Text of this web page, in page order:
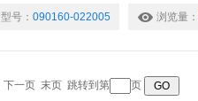
型号： 090160-022005 浏览量：
下一页 末页 跳转到第 页